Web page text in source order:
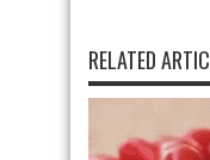
RELATED